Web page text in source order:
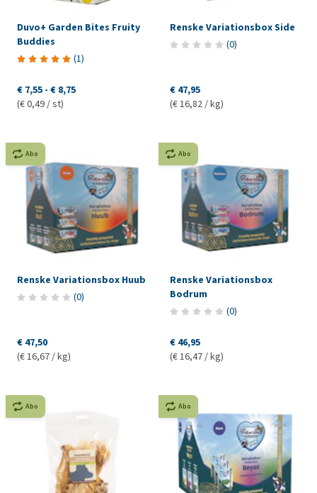
Duvo+ Garden Bites Fruity
Buddies
(1)
€ 7,55 - € 8,75
(€ 0,49 / st)
Renske Variationsbox Side
(0)
€ 47,95
(€ 16,82 / kg)
Abo
Renske Variationsbox Huub
(0)
€ 47,50
(€ 16,67 / kg)
Abo
Renske Variationsbox
Bodrum
(0)
€ 46,95
(€ 16,47 / kg)
Abo Abo